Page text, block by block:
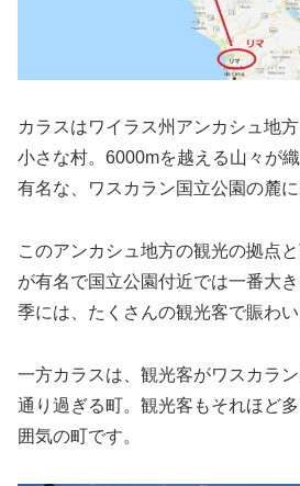
カラスはワイラス州アンカシュ地
小さな村。6000mを越える山々が
有名な、ワスカラン国立公園の麓に
このアンカシュ地方の観光の拠点
が有名で国立公園付近では一番大
季には、たくさんの観光客で賑わい
一方カラスは、観光客がワスカラ
通り過ぎる町。観光客もそれほど
囲気の町です。